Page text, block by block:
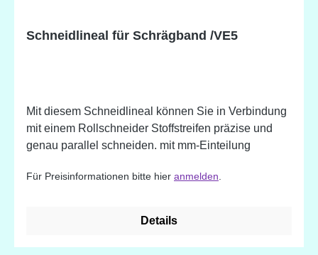
Schneidlineal für Schrägband /VE5
Mit diesem Schneidlineal können Sie in Verbindung
mit einem Rollschneider Stoffstreifen präzise und
genau parallel schneiden. mit mm-Einteilung
Für Preisinformationen bitte hier anmelden
Details